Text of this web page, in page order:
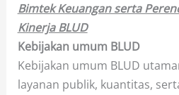
Bimtek Keuangan serta
Kinerja BLUD
Kebijakan umum BLUD
Kebijakan umum BLUD
layanan publik, kuantitas,